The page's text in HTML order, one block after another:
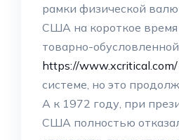
рамки физической
США на короткое время
товарно-обусловленной
https://www.xcritical.com/
системе, но это
А к 1972 году, при
США полностью